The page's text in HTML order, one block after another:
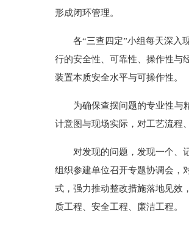
形成闭环管理。
各“三查四定”小组每天深入
行的安全性、可靠性、操作性与
装置本质安全水平与可操作性。
为确保查摆问题的专业性与
计意图与现场实际，对工艺流程
对发现的问题，发现一个、
组织参建单位召开专题协调会，
式，强力推动整改措施落地见效
质工程、安全工程、廉洁工程。